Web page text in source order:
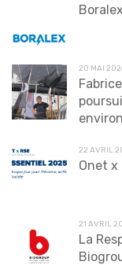
Boralex
20 MAI
22 AVRIL
Onet x
21 AVRIL
La